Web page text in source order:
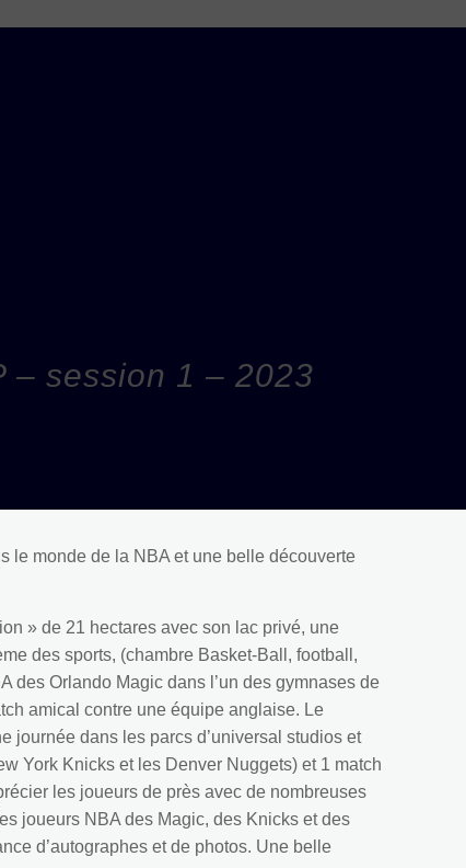
– session 1 – 2023
le monde de la NBA et une belle découverte
» de 21 hectares avec son lac privé, une
des sports, (chambre Basket-Ball, football,
des Orlando Magic dans l’un des gymnases de
amical contre une équipe anglaise. Le
journée dans les parcs d’universal studios et
York Knicks et les Denver Nuggets) et 1 match
les joueurs de près avec de nombreuses
joueurs NBA des Magic, des Knicks et des
d’autographes et de photos. Une belle